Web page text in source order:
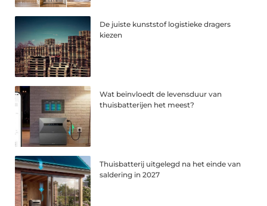
De juiste kunststof logistieke dragers
kiezen
Wat beïnvloedt de levensduur van
thuisbatterijen het meest?
Thuisbatterij uitgelegd na het einde van
saldering in 2027